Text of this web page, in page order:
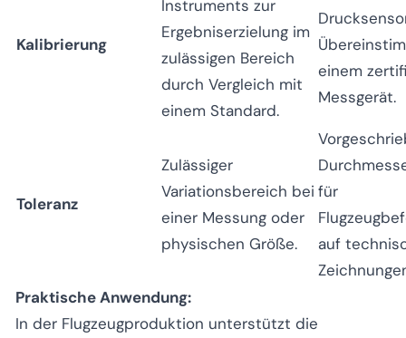
Kalibrierung
Instruments zur
Ergebniserzielung im
zulässigen Bereich
durch Vergleich mit
einem Standard.
einem
Messgerät.
Toleranz
Zulässiger
Variationsbereich bei
einer Messung oder
physischen Größe.
für
auf
Praktische Anwendung:
In der Flugzeugproduktion unterstützt die